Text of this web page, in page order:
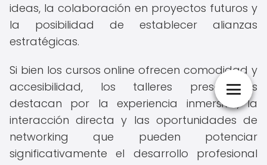
ideas, la colaboración en proyectos futuros y
la posibilidad de establecer alianzas
estratégicas.
Si bien los cursos online ofrecen comodidad y
accesibilidad, los talleres presenciales
destacan por la experiencia inmersiva, la
interacción directa y las oportunidades de
networking que pueden potenciar
significativamente el desarrollo profesional